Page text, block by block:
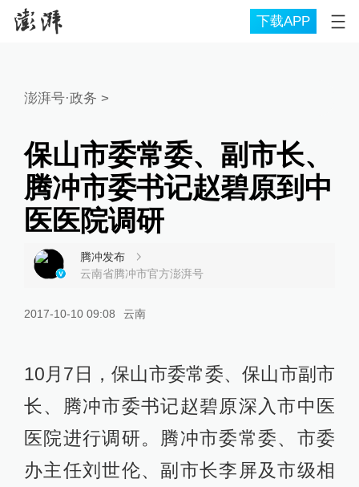
下载APP
澎湃号·政务 >
保山市委常委、副市长、
腾冲市委书记赵碧原到中
医医院调研
腾冲发布
云南省腾冲市官方澎湃号
2017-10-10 09:08 云南
10月7日，保山市委常委、保山市副市
长、腾冲市委书记赵碧原深入市中医
医院进行调研。腾冲市委常委、市委
办主任刘世伦、副市长李屏及市级相